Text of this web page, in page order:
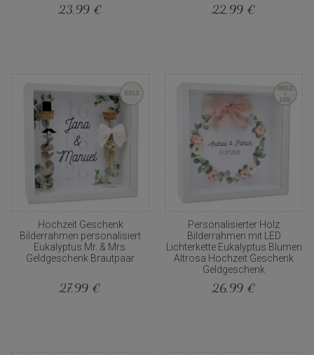
23,99 € 22,99 €
Hochzeit Geschenk
Bilderrahmen personalisiert
Eukalyptus Mr. & Mrs.
Geldgeschenk Brautpaar
27,99 €
Personalisierter Holz
Bilderrahmen mit LED
Lichterkette Eukalyptus Blumen
Altrosa Hochzeit Geschenk
Geldgeschenk
26,99 €